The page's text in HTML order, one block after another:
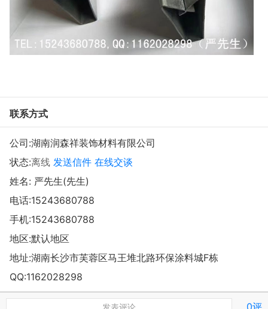
联系方式
公司:湖南润森祥装饰材料有限公司
状态:离线 发送信件 在线交谈
姓名: 严先生(先生)
电话:15243680788
手机:15243680788
地区:默认地区
地址:湖南长沙市芙蓉区马王堆北路环保涂料城F栋
QQ:1162028298
发表评论 0评